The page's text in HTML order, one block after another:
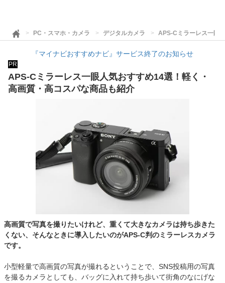
PC・スマホ・カメラ デジタルカメラ APS-Cミラーレス一眼
『マイナビおすすめナビ』サービス終了のお知らせ
PR
APS-Cミラーレス一眼人気おすすめ14選！軽く・
高画質・高コスパな商品も紹介
高画質で写真を撮りたいけれど、重くて大きなカメラは持ち歩きた
くない、そんなときに導入したいのがAPS-C判のミラーレスカメラ
です。
小型軽量で高画質の写真が撮れるということで、SNS投稿用の写真
を撮るカメラとしても、バッグに入れて持ち歩いて街角のなにげな